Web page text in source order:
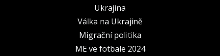
Ukrajina
Válka na Ukrajině
Migrační politika
ME ve fotbale 2024